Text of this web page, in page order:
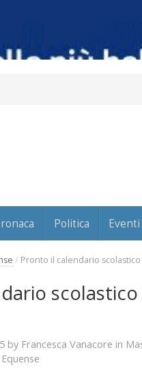
Politica Eventi
/ Pronto il calendario
by Francesca Vanacore in